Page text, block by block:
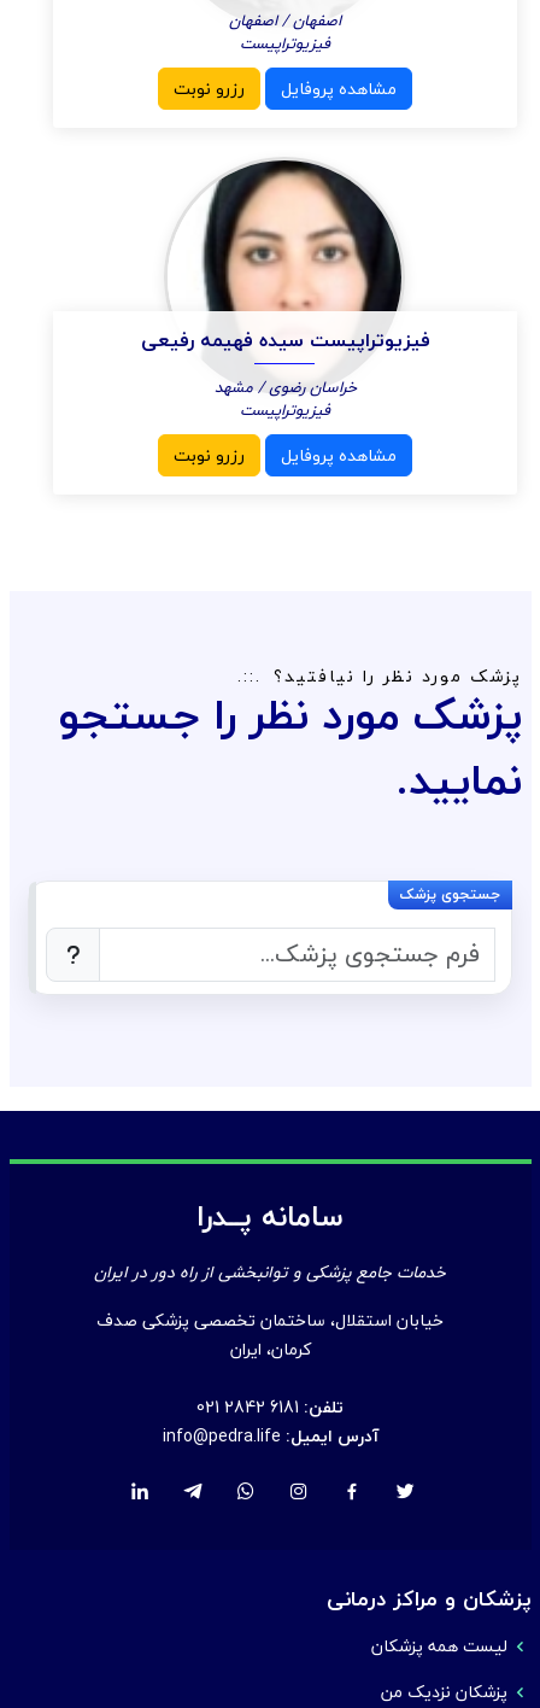
اصفهان / اصفهان
فیزیوتراپیست
مشاهده پروفایل رزرو نوبت
فیزیوتراپیست سیده فهیمه رفیعی
خراسان رضوی / مشهد
فیزیوتراپیست
مشاهده پروفایل رزرو نوبت
پزشک مورد نظر را نیافتید؟
پزشک مورد نظر را جستجو
نمایید.
سامانه پــدرا
خدمات جامع پزشکی و توانبخشی از راه دور در ایران
خیابان استقلال، ساختمان تخصصی پزشکی صدف
کرمان، ایران
تلفن: 021 2842 6181
آدرس ایمیل: info@pedra.life
پزشکان و مراکز درمانی
لیست همه پزشکان
پزشکان نزدیک من